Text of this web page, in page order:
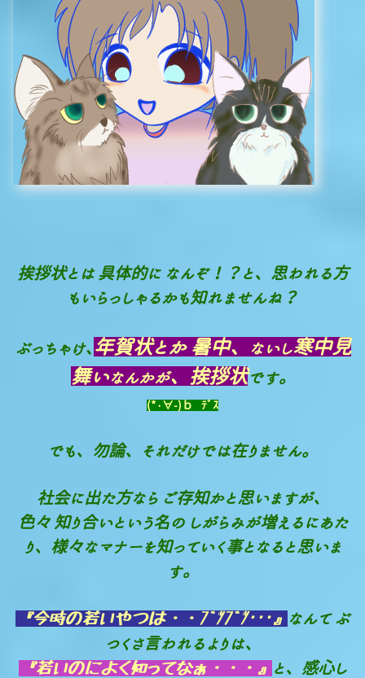
挨拶状とは 具体的に なんぞ！？と、思われる方
もいらっしゃるかも知れませんね？
ぶっちゃけ､ 年賀状とか 暑中、 ないし寒中見
舞いなんかが、挨拶状です。
(*・∀-)ｂ ﾃﾞｽ
でも、勿論、それだけでは在りません。
社会に出た方なら ご存知かと思いますが、
色々 知り合いという名の しがらみが増えるにあた
り、様々なマナーを知っていく事となると思いま
す。
『今時の若いやつは・・ﾌﾞﾂﾌﾞﾂ･･･』 なんて ぶ
つくさ言われるよりは、
『若いのによく知ってなぁ・・・』 と、感心し